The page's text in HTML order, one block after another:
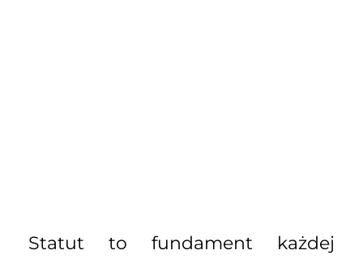
Statut to fundament każdej